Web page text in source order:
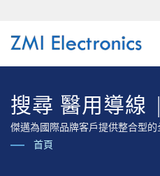
搜尋 醫用導線
股份有限公司
傑邁為國際品牌客戶提供整合型
製造、提供產品完整法規驗證至取
首頁